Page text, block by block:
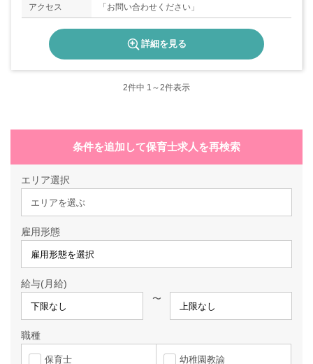
アクセス 「お問い合わせください」
詳細を見る
2件中 1～2件表示
条件を追加して保育士求人を再検索
エリア選択
エリアを選ぶ
雇用形態
給与(月給)
〜
職種
保育士 幼稚園教諭